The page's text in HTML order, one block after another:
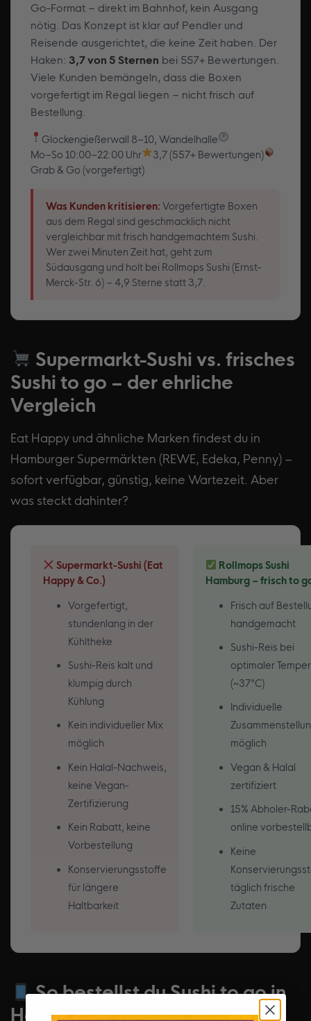
Go-Format – direkt im Bahnhof, kein Ausgang
nötig. Das Konzept ist klar auf Pendler und
Reisende ausgerichtet, die keine Zeit haben. Der
Haken: 3,7 von 5 Sternen bei 557+ Bewertungen.
Viele Kunden bemängeln, dass die Boxen
vorgefertigt im Regal liegen – nicht frisch auf
Bestellung.
Glockengießerwall 8–10, Wandelhalle
Mo–So 10:00–22:00 Uhr
3,7 (557+ Bewertungen)
Grab & Go (vorgefertigt)
Was Kunden kritisieren: Vorgefertigte Boxen
aus dem Regal sind geschmacklich nicht
vergleichbar mit frisch handgemachtem Sushi.
Wer zwei Minuten Zeit hat, geht zum
Südausgang und holt bei Rollmops Sushi (Ernst-
Merck-Str. 6) – 4,9 Sterne statt 3,7.
Supermarkt-Sushi vs. frisches
Sushi to go – der ehrliche
Vergleich
Eat Happy und ähnliche Marken findest du in
Hamburger Supermärkten (REWE, Edeka, Penny) –
sofort verfügbar, günstig, keine Wartezeit. Aber
was steckt dahinter?
Supermarkt-Sushi (Eat
Happy & Co.)
Vorgefertigt,
stundenlang in der
Kühltheke
Sushi-Reis kalt und
klumpig durch
Kühlung
Kein individueller Mix
möglich
Kein Halal-Nachweis,
keine Vegan-
Zertifizierung
Kein Rabatt, keine
Vorbestellung
Konservierungsstoffe
für längere
Haltbarkeit
Rollmops Sushi
Hamburg – frisch to
Frisch auf
handgemacht
Sushi-Reis bei
optimaler
(~37°C)
Individuelle
möglich
Vegan & Halal
zertifiziert
15% Abholer-
online
Keine
täglich frische
Zutaten
So bestellst du Sushi to go in
Hamburg online vor